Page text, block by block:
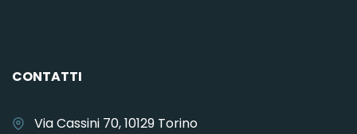
CONTATTI
Via Cassini 70, 10129 Torino